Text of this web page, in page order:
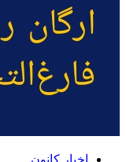
اخبار کانون